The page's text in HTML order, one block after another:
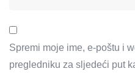
Spremi moje ime, e-poštu i
pregledniku za sljedeći put